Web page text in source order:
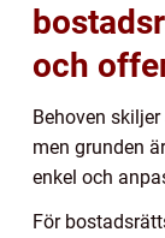
och
Behoven
men grunden
enkel och
För